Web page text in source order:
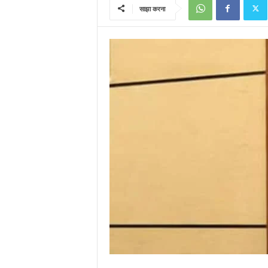
साझा करना